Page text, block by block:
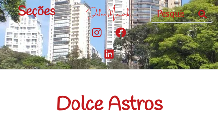
Seções
Dolce Astros